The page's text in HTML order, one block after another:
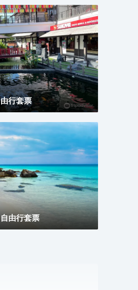
在自己的房間邊聽音樂邊享
。對於常駐旅客來說，若是
Mantra Restaurant &
Toscana（西餐）或
的Baked Mango和培根披
飯（麪包甜點）的美食也不
服務和室外游泳池一流的
驗。酒店配備有商務中心，
的前台服務可為您隨時提
魅力之都。酒店客人可以額
行套票
由行套票